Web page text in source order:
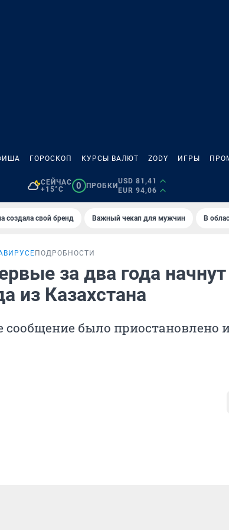
ГОРОСКОП КУРСЫ ВАЛЮТ ZODY ИГРЫ
СЕЙЧАС
+15°C
0 ПРОБКИ
USD 81,41
EUR 94,06
создала свой бренд Важный чекап для мужчин В
ПОДРОБНОСТИ
за два года начнут
из Казахстана
было приостановлено